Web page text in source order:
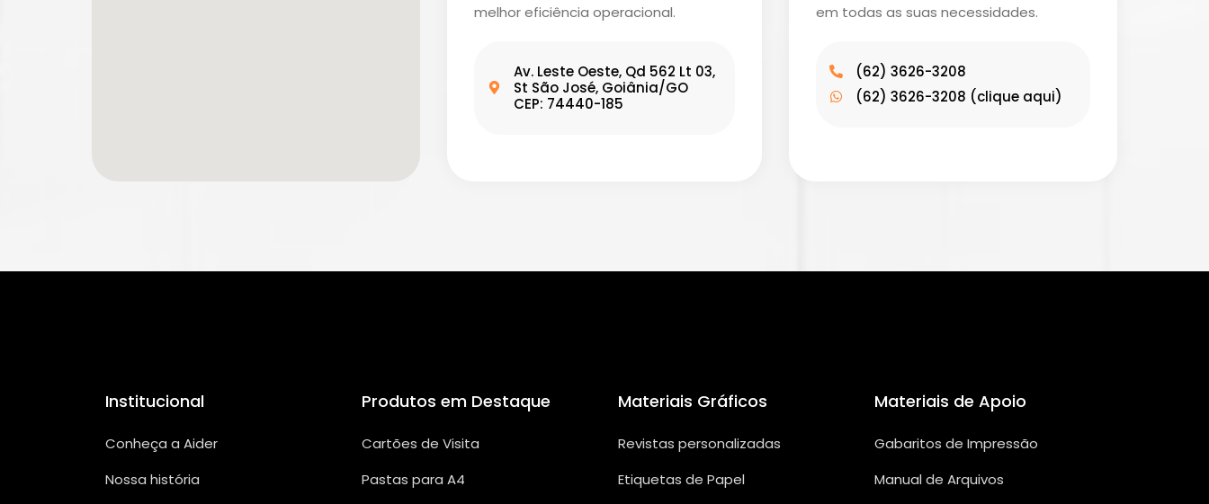
melhor eficiência operacional.
Av. Leste Oeste, Qd 562 Lt 03,
St São José, Goiânia/GO
CEP: 74440-185
em todas as suas necessidades.
(62) 3626-3208
(62) 3626-3208 (clique aqui)
Institucional
Conheça a Aider
Nossa história
Produtos em Destaque
Cartões de Visita
Pastas para A4
Materiais Gráficos
Revistas personalizadas
Etiquetas de Papel
Materiais de Apoio
Gabaritos de Impressão
Manual de Arquivos